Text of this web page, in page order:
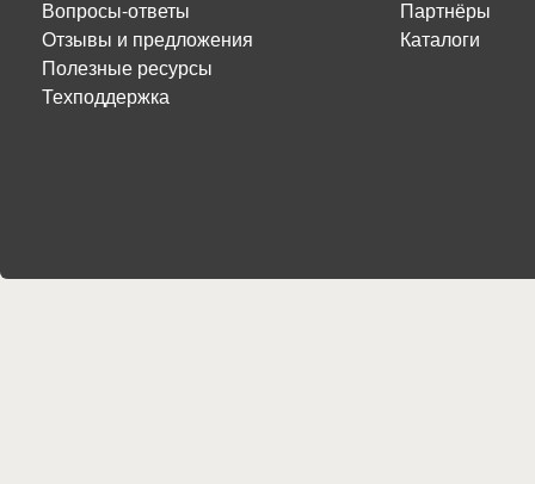
Вопросы-ответы
Отзывы и предложения
Полезные ресурсы
Техподдержка
Партнёры
Каталоги